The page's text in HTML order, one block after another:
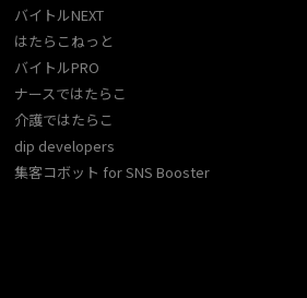
バイトルNEXT
はたらこねっと
バイトルPRO
ナースではたらこ
介護ではたらこ
dip developers
集客コボット for SNS Booster